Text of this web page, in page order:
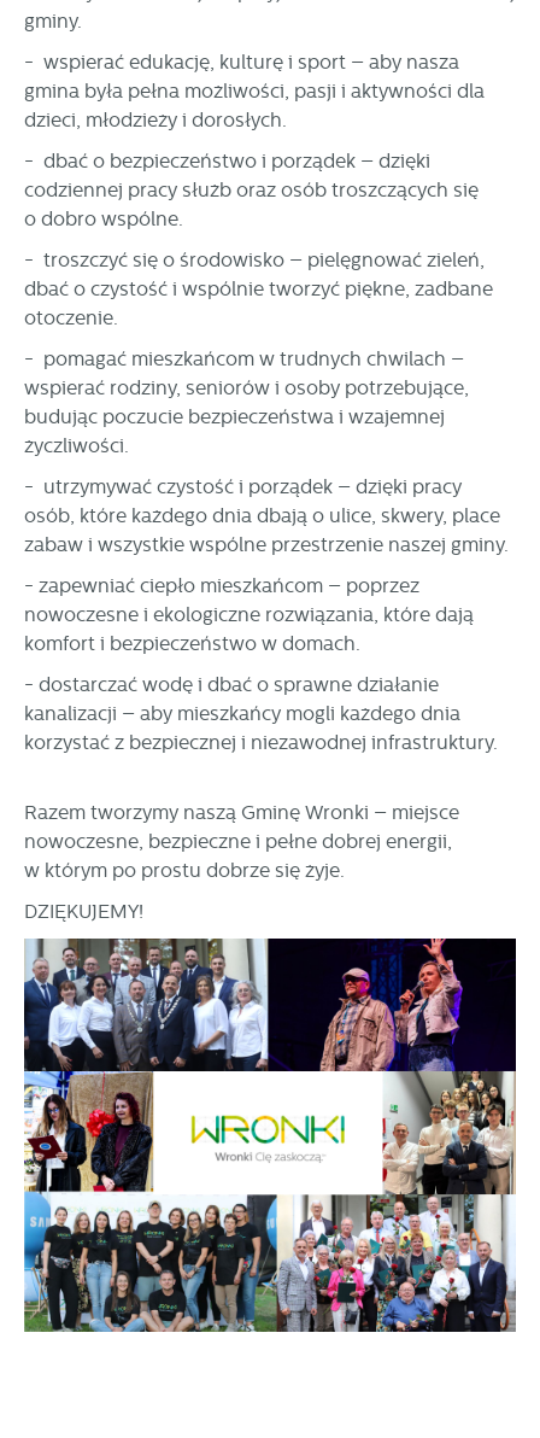
gminy.
- wspierać edukację, kulturę i sport – aby nasza
gmina była pełna możliwości, pasji i aktywności dla
dzieci, młodzieży i dorosłych.
- dbać o bezpieczeństwo i porządek – dzięki
codziennej pracy służb oraz osób troszczących się
o dobro wspólne.
- troszczyć się o środowisko – pielęgnować zieleń,
dbać o czystość i wspólnie tworzyć piękne, zadbane
otoczenie.
- pomagać mieszkańcom w trudnych chwilach –
wspierać rodziny, seniorów i osoby potrzebujące,
budując poczucie bezpieczeństwa i wzajemnej
życzliwości.
- utrzymywać czystość i porządek – dzięki pracy
osób, które każdego dnia dbają o ulice, skwery, place
zabaw i wszystkie wspólne przestrzenie naszej gminy.
- zapewniać ciepło mieszkańcom – poprzez
nowoczesne i ekologiczne rozwiązania, które dają
komfort i bezpieczeństwo w domach.
- dostarczać wodę i dbać o sprawne działanie
kanalizacji – aby mieszkańcy mogli każdego dnia
korzystać z bezpiecznej i niezawodnej infrastruktury.
Razem tworzymy naszą Gminę Wronki – miejsce
nowoczesne, bezpieczne i pełne dobrej energii,
w którym po prostu dobrze się żyje.
DZIĘKUJEMY!